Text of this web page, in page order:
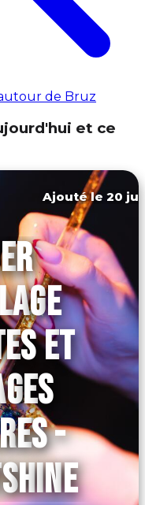
de Bruz
et ce
Ajouté le 20
ET
-